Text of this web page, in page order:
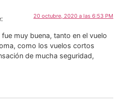
20 octubre, 2020 a las 6:53 PM
muy buena, tanto en el vuelo
como los vuelos cortos
de mucha seguridad,